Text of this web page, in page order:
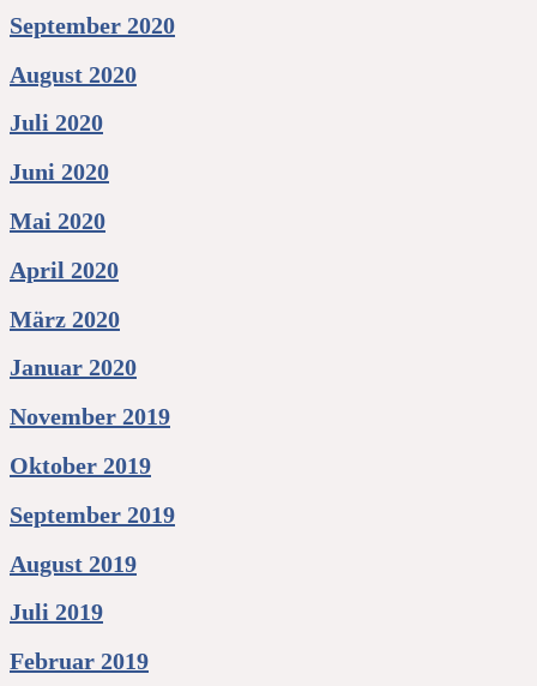
September 2020
August 2020
Juli 2020
Juni 2020
Mai 2020
April 2020
März 2020
Januar 2020
November 2019
Oktober 2019
September 2019
August 2019
Juli 2019
Februar 2019